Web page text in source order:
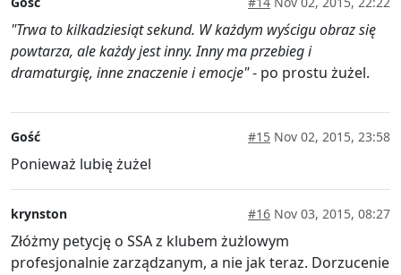
"Trwa to kilkadziesiąt sekund. W każdym wyścigu obraz się
powtarza, ale każdy jest inny. Inny ma przebieg i
dramaturgię, inne znaczenie i emocje"- po prostu żużel.
Gość #15 Nov 02, 2015, 23:58
Ponieważ lubię żużel
krynston #16 Nov 03, 2015, 08:27
Złóżmy petycję o SSA z klubem żużlowym
profesjonalnie zarządzanym, a nie jak teraz. Dorzucenie